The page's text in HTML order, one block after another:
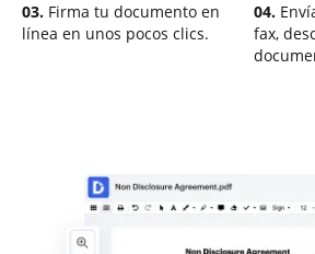
03. Firma tu documento en
línea en unos pocos clics.
04.
fax,